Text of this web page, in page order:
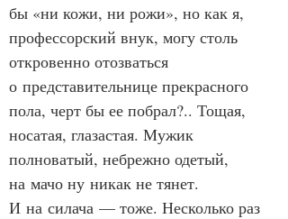
бы «ни кожи, ни рожи», но как я,
профессорский внук, могу столь
откровенно отозваться
о представительнице прекрасного
пола, черт бы ее побрал?.. Тощая,
носатая, глазастая. Мужик
полноватый, небрежно одетый,
на мачо ну никак не тянет.
И на силача — тоже. Несколько раз